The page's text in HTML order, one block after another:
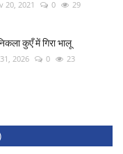
20, 2021 0 29
कुएँ में गिरा भालू
2026 0 23